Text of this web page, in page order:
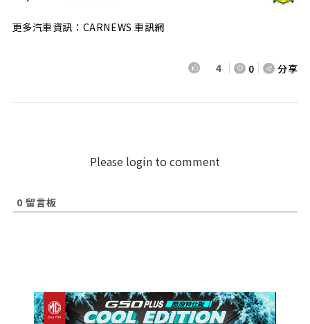
更多汽車資訊：CARNEWS 車訊網
4 0 分享
Please login to comment
0 留言板